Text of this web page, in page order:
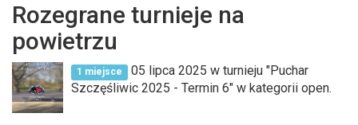
Rozegrane turnieje na
powietrzu
1 miejsce
05 lipca 2025 w turnieju "Puchar
Szczęśliwic 2025 - Termin 6" w kategorii open.